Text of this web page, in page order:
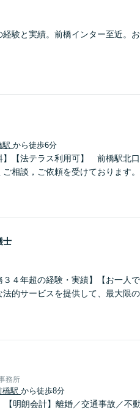
験と実績。前橋インター至近。
駅 から徒歩6分
】【法テラス利用可】 前橋駅北
相談，ご依頼を受けております。
士
３４年超の経験・実績】【お一人
的サービスを提供して、最大限
務所
橋駅 から徒歩8分
【明朗会計】離婚／交通事故／